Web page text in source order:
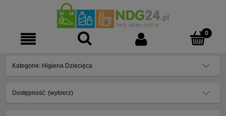
Kategorie: Higiena Dziecięca
Dostępność: (wybierz)